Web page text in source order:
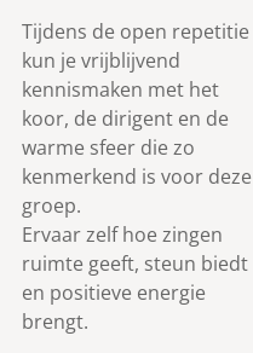
Tijdens de open repetitie
kun je vrijblijvend
kennismaken met het
koor, de dirigent en de
warme sfeer die zo
kenmerkend is voor deze
groep.
Ervaar zelf hoe zingen
ruimte geeft, steun biedt
en positieve energie
brengt.